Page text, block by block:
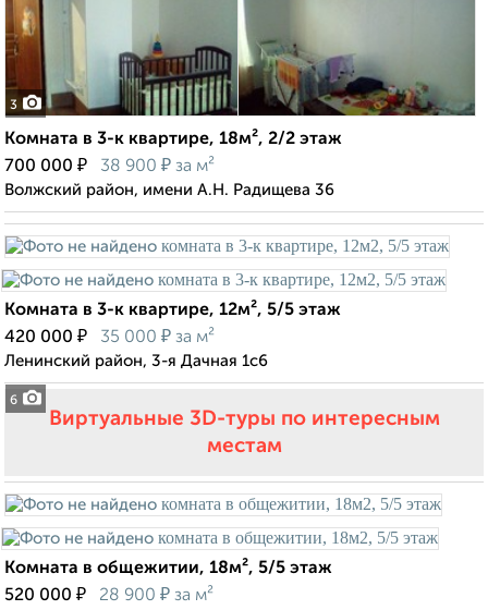
3
Комната в 3-к квартире, 18м², 2/2 этаж
700 000 ₽ 38 900 ₽ за м²
Волжский район, имени А.Н. Радищева 36
6
Комната в 3-к квартире, 12м², 5/5 этаж
420 000 ₽ 35 000 ₽ за м²
Ленинский район, 3-я Дачная 1с6
Виртуальные 3D-туры по интересным
местам
Комната в общежитии, 18м², 5/5 этаж
520 000 ₽ 28 900 ₽ за м²